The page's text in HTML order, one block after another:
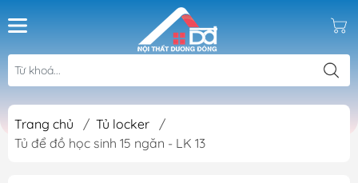
Trang chủ / Tủ locker
/
Tủ để đồ học sinh 15 ngăn - LK 13